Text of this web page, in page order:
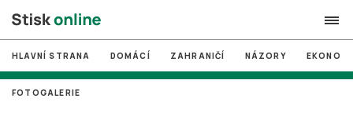
search
# MUNI
HLAVNÍ STRANA DOMÁCÍ ZAHRANIČÍ NÁZORY
FOTOGALERIE